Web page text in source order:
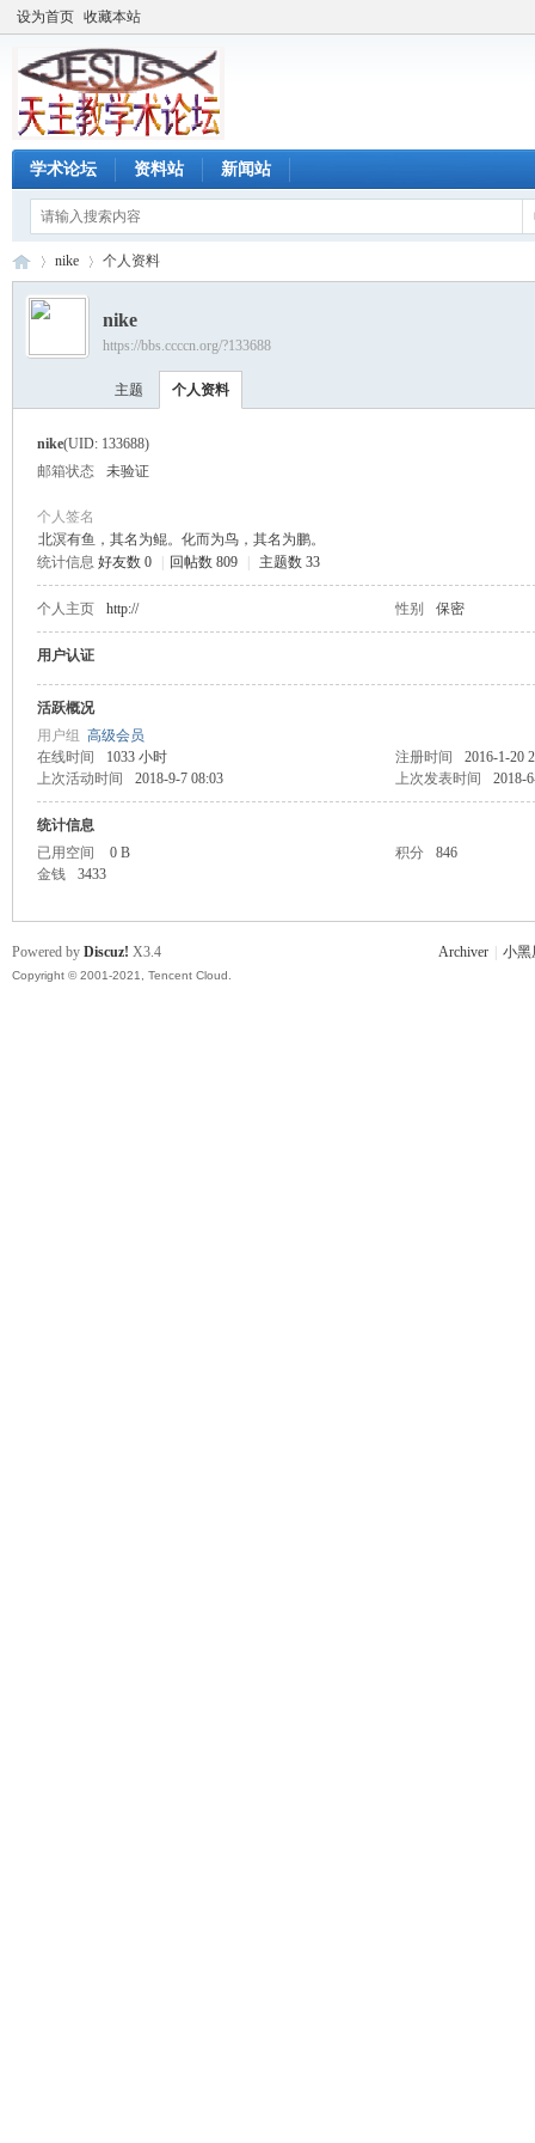
设为首页 收藏本站
学术论坛 资料站 新闻站
›
nike
›
个人资料
nike
https://bbs.ccccn.org/?133688
主题 个人资料
nike(UID: 133688)
邮箱状态
未验证
个人签名
北溟有鱼，其名为鲲。化而为鸟，其名为鹏。
统计信息 好友数 0 回帖数 809 主题数 33
个人主页 http:// 性别 保密
用户认证
活跃概况
用户组 高级会员
在线时间
1033 小时 注册时间
2016-1-20
上次活动时间
2018-9-7 08:03 上次发表时间 2018-
统计信息
已用空间
0 B 积分
846
金钱
3433
Archiver 小黑
Powered by Discuz! X3.4
Copyright © 2001-2021, Tencent Cloud.